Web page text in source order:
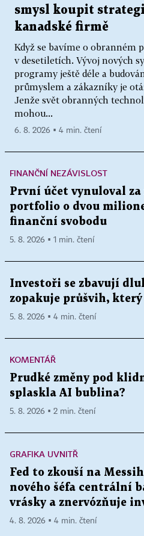
smysl koupit
kanadské firmě
Když se bavíme o obranném
v desetiletích. Vývoj nových
programy ještě déle a
průmyslem a zákazníky je
Jenže svět obranných
mohou...
6. 8. 2026 ▪ 4 min. čtení
FINANČNÍ NEZÁVISLOST
První účet vynuloval za
portfolio o dvou
finanční svobodu
5. 8. 2026 ▪ 1 min. čtení
Investoři se zbavují
zopakuje průšvih,
5. 8. 2026 ▪ 4 min. čtení
KOMENTÁŘ
Prudké změny pod
splaskla AI bublina?
5. 8. 2026 ▪ 2 min. čtení
GRAFIKA UVNITŘ
Fed to zkouší na
nového šéfa centrální
vrásky a znervózňuje
4. 8. 2026 ▪ 4 min. čtení